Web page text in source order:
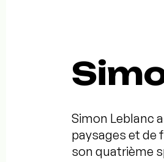
Simon Leblanc
paysages et de
son quatrième